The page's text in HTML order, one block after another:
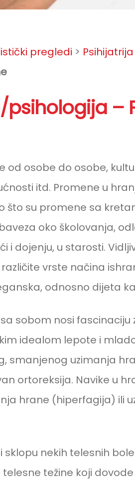
pregledi > Psihijatrija
psihologija –
od osobe do osobe,
itd. Promene u
što su promene sa
oko školovanja,
i dojenju, u starosti.
vrste načina
odnosno dijeta
sobom nosi
idealom lepote i
smanjenog uzimanja
ortoreksija. Navike u
hrane (hiperfagija) ili
sklopu nekih telesnih
težine koji